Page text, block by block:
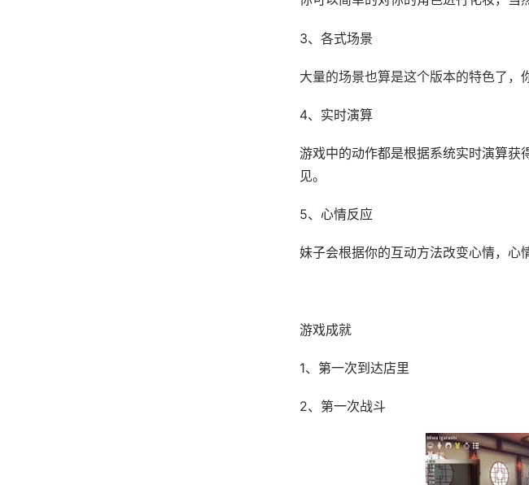
3、各式场景
大量的场景也算是这个版本的特色了，
4、实时演算
游戏中的动作都是根据系统实时演算获
见。
5、心情反应
妹子会根据你的互动方法改变心情，心
游戏成就
1、第一次到达店里
2、第一次战斗